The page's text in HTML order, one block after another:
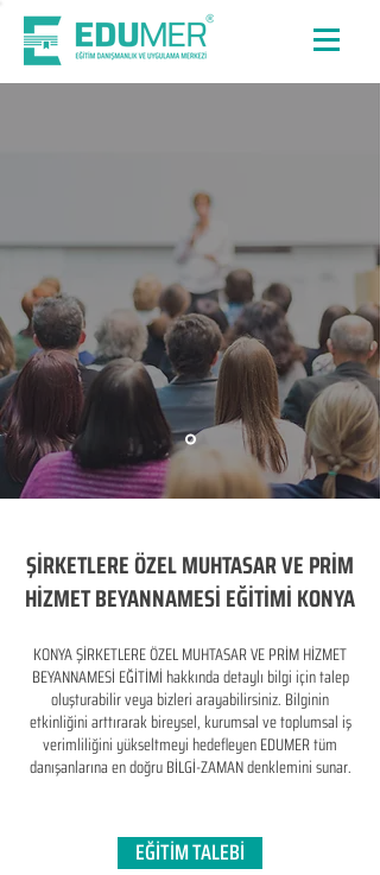
ŞİRKETLERE ÖZEL MUHTASAR VE PRİM
HİZMET BEYANNAMESİ EĞİTİMİ KONYA
KONYA ŞİRKETLERE ÖZEL MUHTASAR VE PRİM HİZMET
BEYANNAMESİ EĞİTİMİ hakkında detaylı bilgi için talep
oluşturabilir veya bizleri arayabilirsiniz. Bilginin
etkinliğini arttırarak bireysel, kurumsal ve toplumsal iş
verimliliğini yükseltmeyi hedefleyen​ EDUMER tüm
danışanlarına en doğru BİLGİ-ZAMAN denklemini sunar.
EĞİTİM TALEBİ